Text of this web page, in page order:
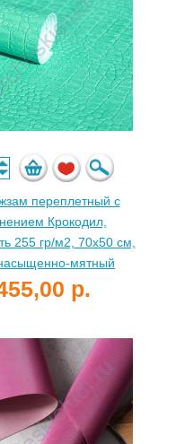
переплетный с
Крокодил,
255 гр/м2, 70х50 см,
мятный
р.